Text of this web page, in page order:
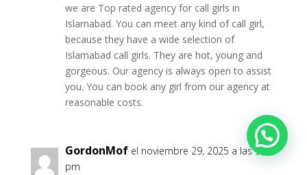
we are Top rated agency for call girls in
Islamabad. You can meet any kind of call girl,
because they have a wide selection of
Islamabad call girls. They are hot, young and
gorgeous. Our agency is always open to assist
you. You can book any girl from our agency at
reasonable costs.
GordonMof el noviembre 29, 2025 a las 9:18
pm